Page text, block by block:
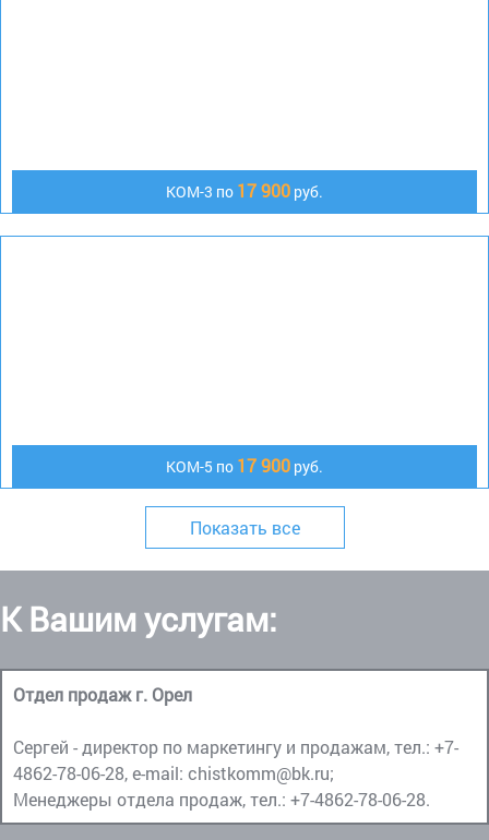
КОМ-3 по 17 900 руб.
КОМ-5 по 17 900 руб.
Показать все
К Вашим услугам:
Отдел продаж г. Орел
Сергей - директор по маркетингу и продажам, тел.: +7-
4862-78-06-28, e-mail: chistkomm@bk.ru;
Менеджеры отдела продаж, тел.: +7-4862-78-06-28.